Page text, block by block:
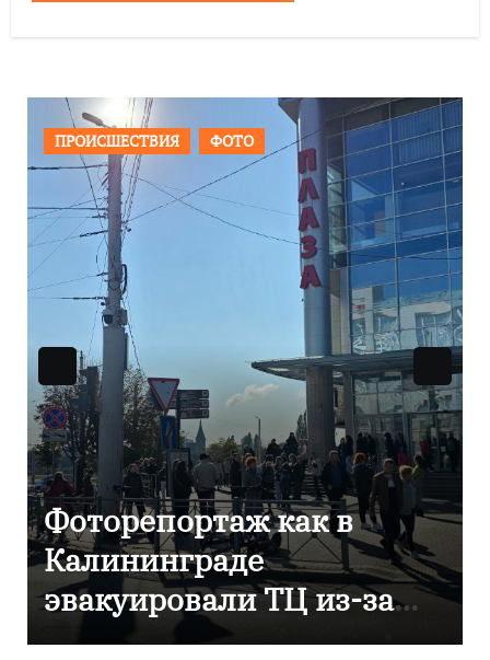
ОБЩЕСТВО ФОТО
В Калининграде
отметили 80-летие
компании «Россети
Янтарь»